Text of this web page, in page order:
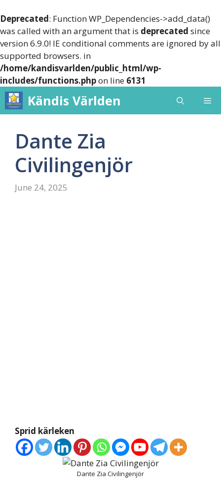
Deprecated: Function WP_Dependencies->add_data()
was called with an argument that is deprecated since
version 6.9.0! IE conditional comments are ignored by all
supported browsers. in
/home/kandisvarlden/public_html/wp-
includes/functions.phpon line 6131
Skip
to
content
Kändis Världen
Dante Zia
Civilingenjör
June 24, 2025
Sprid kärleken
Dante Zia Civilingenjör